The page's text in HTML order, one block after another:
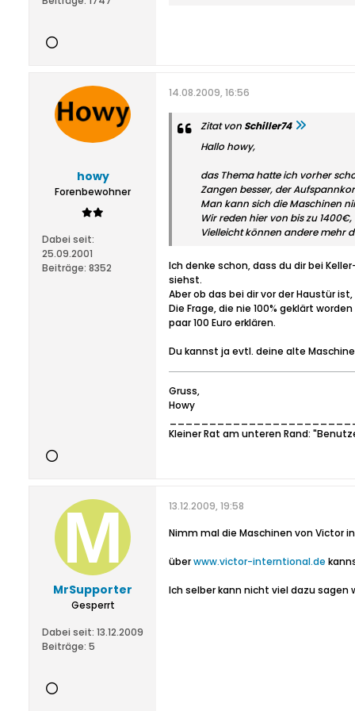
howy
Forenbewohner
Dabei seit:
25.09.2001
Beiträge: 8352
14.08.2009, 16:56
Zitat von Schiller74
Hallo howy,
das Thema hatte ich vorher
Zangen besser, der
Man kann sich die Maschinen
Wir reden hier von bis zu
Vielleicht können andere mehr
Ich denke schon, dass du dir bei
siehst.
Aber ob das bei dir vor der Haustür
Die Frage, die nie 100% geklärt
paar 100 Euro erklären.
Du kannst ja evtl. deine alte
Gruss,
Howy
Kleiner Rat am unteren Rand:
MrSupporter
Gesperrt
Dabei seit: 13.12.2009
Beiträge: 5
13.12.2009, 19:58
Nimm mal die Maschinen von Victor
überwww.victor-interntional.de
Ich selber kann nicht viel dazu sagen